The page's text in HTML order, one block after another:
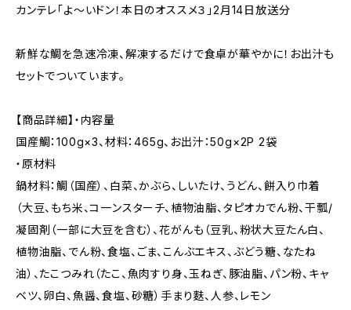
カンテレ「よ〜いドン！本日のオススメ３」2月14日放送分
新鮮な鯛を急速冷凍、解凍するだけで食卓が華やかに！お出汁も
セットでついています。
【商品詳細】・内容量
国産鯛：100g×3、材料：465g、お出汁：50g×2P 2袋
・原材料
鍋材料：鯛（国産）、白菜、かぶら、しいたけ、うどん、餅入り巾着
（大豆、もち米、コ一ンスターチ、植物油脂、タピオカでん粉、干瓢/
凝固剤（一部に大豆を含む）、花がんも（豆乳、粉状大豆たん白、
植物油脂、でん粉、食塩、ごま、こんぶエキス、ぶどう糖、なたね
油）、たこつみれ（たこ、魚肉すり身、玉ねぎ、豚油脂、パン粉、キャ
ベツ、卵白、魚醤、食塩、砂糖）手まり麩、人参、レモン